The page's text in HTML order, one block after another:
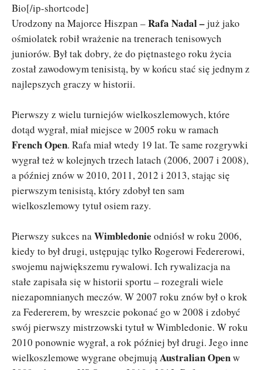
Bio[/ip-shortcode]
Urodzony na Majorce Hiszpan –Rafa Nadal –już jako
ośmiolatek robił wrażenie na trenerach tenisowych
juniorów. Był tak dobry, że do piętnastego roku życia
został zawodowym tenisistą, by w końcu stać się jednym z
najlepszych graczy w historii.
Pierwszy z wielu turniejów wielkoszlemowych, które
dotąd wygrał, miał miejsce w 2005 roku w ramach
French Open. Rafa miał wtedy 19 lat. Te same rozgrywki
wygrał też w kolejnych trzech latach (2006, 2007 i 2008),
a później znów w 2010, 2011, 2012 i 2013, stając się
pierwszym tenisistą, który zdobył ten sam
wielkoszlemowy tytuł osiem razy.
Pierwszy sukces naWimbledonie odniósł w roku 2006,
kiedy to był drugi, ustępując tylko Rogerowi Federerowi,
swojemu największemu rywalowi. Ich rywalizacja na
stałe zapisała się w historii sportu – rozegrali wiele
niezapomnianych meczów. W 2007 roku znów był o krok
za Federerem, by wreszcie pokonać go w 2008 i zdobyć
swój pierwszy mistrzowski tytuł w Wimbledonie. W roku
2010 ponownie wygrał, a rok później był drugi. Jego inne
wielkoszlemowe wygrane obejmująAustralian Openw